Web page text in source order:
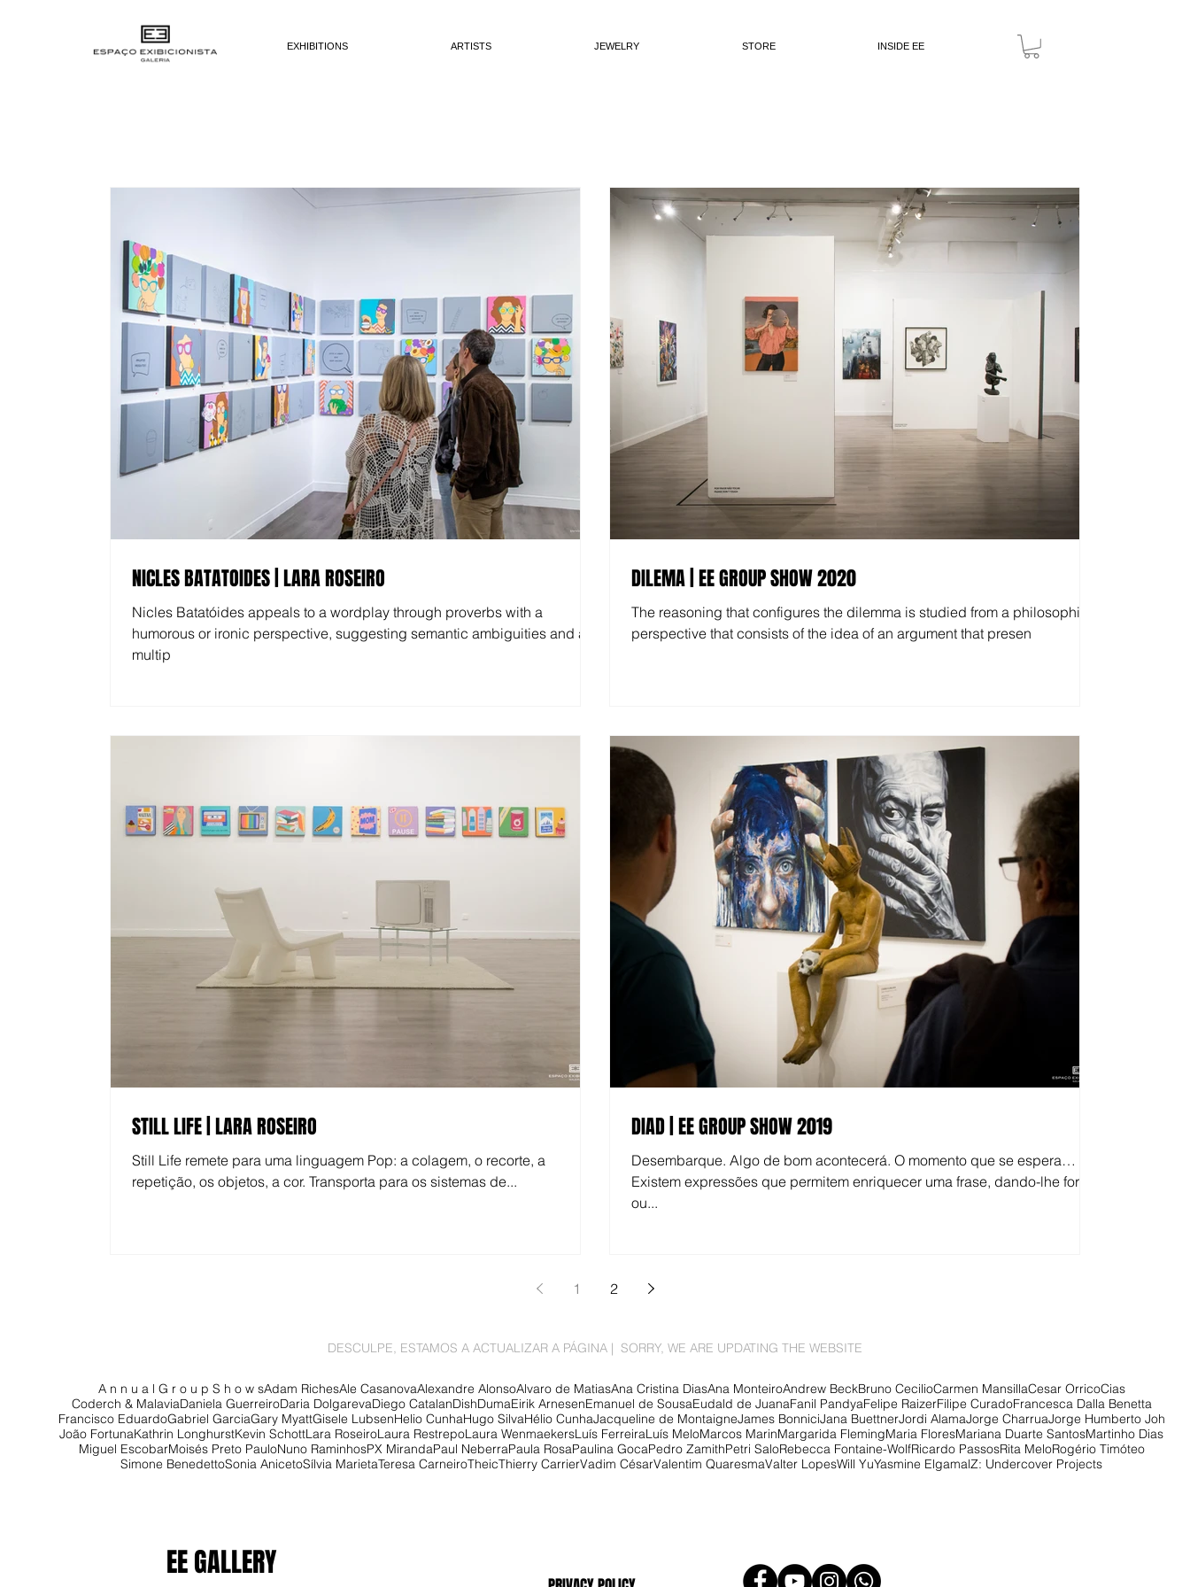
EXHIBITIONS ARTISTS JEWELRY STORE INSIDE EE
NICLES BATATOIDES | LARA ROSEIRO
Nicles Batatóides appeals to a wordplay through proverbs with a
humorous or ironic perspective, suggesting semantic ambiguities and a
multip
DILEMA | EE GROUP SHOW 2020
The reasoning that configures the dilemma is studied from a philosophical
perspective that consists of the idea of ​​an argument that presen
STILL LIFE | LARA ROSEIRO
Still Life remete para uma linguagem Pop: a colagem, o recorte, a
repetição, os objetos, a cor. Transporta para os sistemas de...
DIAD | EE GROUP SHOW 2019
Desembarque. Algo de bom acontecerá. O momento que se espera…
Existem expressões que permitem enriquecer uma frase, dando-lhe força
ou...
1 2
DESCULPE, ESTAMOS A ACTUALIZAR A PÁGINA | SORRY, WE ARE UPDATING THE WEBSITE
A n n u a l G r o u p S h o w sAdam RichesAle CasanovaAlexandre AlonsoAlvaro de MatiasAna Cristina DiasAna MonteiroAndrew BeckBruno CecilioCarmen MansillaCesar OrricoCias
Coderch & MalaviaDaniela GuerreiroDaria DolgarevaDiego CatalanDishDumaEirik ArnesenEmanuel de SousaEudald de JuanaFanil PandyaFelipe RaizerFilipe CuradoFrancesca Dalla Benetta
Francisco EduardoGabriel GarciaGary MyattGisele LubsenHelio CunhaHugo SilvaHélio CunhaJacqueline de MontaigneJames BonniciJana BuettnerJordi AlamaJorge CharruaJorge Humberto Joh
João FortunaKathrin LonghurstKevin SchottLara RoseiroLaura RestrepoLaura WenmaekersLuís FerreiraLuís MeloMarcos MarinMargarida FlemingMaria FloresMariana Duarte SantosMartinho Dias
Miguel EscobarMoisés Preto PauloNuno RaminhosPX MirandaPaul NeberraPaula RosaPaulina GocaPedro ZamithPetri SaloRebecca Fontaine-WolfRicardo PassosRita MeloRogério Timóteo
Simone BenedettoSonia AnicetoSílvia MarietaTeresa CarneiroTheicThierry CarrierVadim CésarValentim QuaresmaValter LopesWill YuYasmine ElgamalZ: Undercover Projects
EE GALLERY